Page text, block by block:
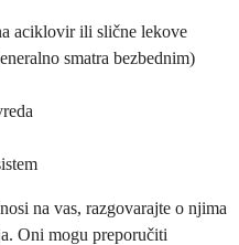
aciklovir ili slične lekove
smatra bezbednim)
na vas, razgovarajte o njima
Oni mogu preporučiti